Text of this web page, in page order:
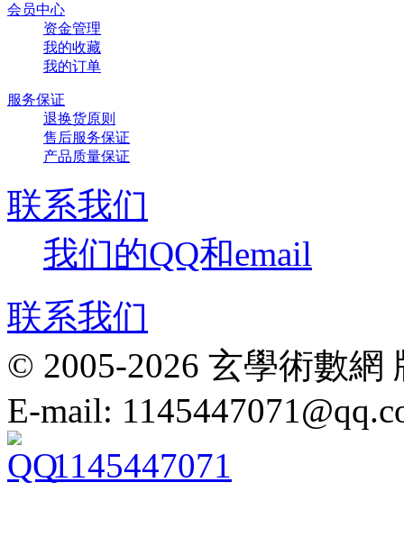
会员中心
资金管理
我的收藏
我的订单
服务保证
退换货原则
售后服务保证
产品质量保证
联系我们
我们的QQ和email
联系我们
© 2005-2026 玄學術數
E-mail:
1145447071